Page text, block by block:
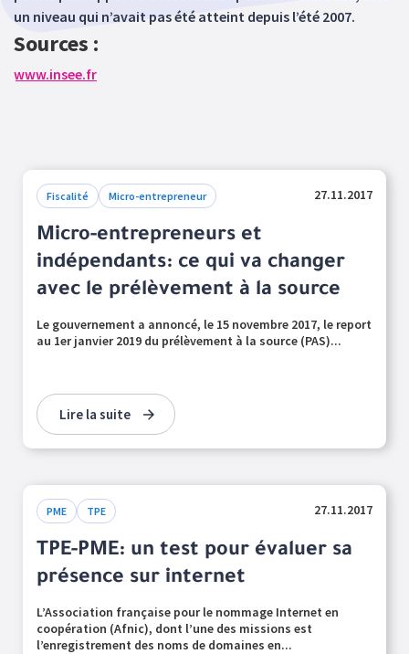
un niveau qui n’avait pas été atteint depuis l’été 2007.
Sources :
www.insee.fr
Fiscalité Micro-entrepreneur 27.11.2017
Micro-entrepreneurs et
indépendants: ce qui va changer
avec le prélèvement à la source
Le gouvernement a annoncé, le 15 novembre 2017, le report
au 1er janvier 2019 du prélèvement à la source (PAS)...
Lire la suite
PME TPE 27.11.2017
TPE-PME: un test pour évaluer sa
présence sur internet
L’Association française pour le nommage Internet en
coopération (Afnic), dont l’une des missions est
l’enregistrement des noms de domaines en...